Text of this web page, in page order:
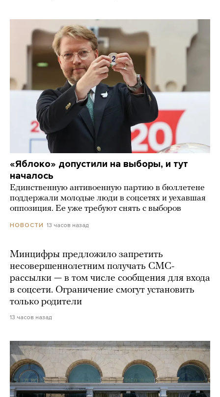
«Яблоко» допустили на выборы, и тут
началось
Единственную антивоенную партию в бюллетене
поддержали молодые люди в соцсетях и уехавшая
оппозиция. Ее уже требуют снять с выборов
НОВОСТИ 13 часов назад
Минцифры предложило запретить
несовершеннолетним получать СМС-
рассылки — в том числе сообщения для входа
в соцсети. Ограничение смогут установить
только родители
13 часов назад